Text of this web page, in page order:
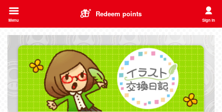
Redeem points
Menu Sign in